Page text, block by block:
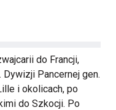
do Francji,
Pancernej gen.
i okolicach, po
do Szkocji. Po